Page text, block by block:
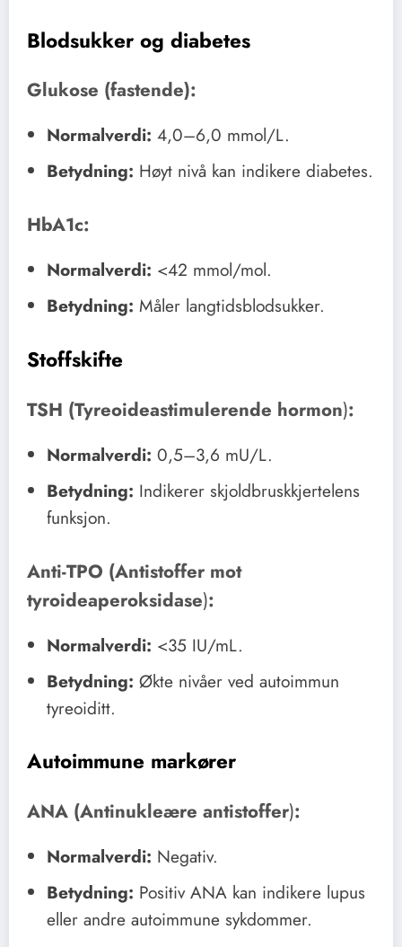
Blodsukker og diabetes
Glukose (fastende):
Normalverdi: 4,0–6,0 mmol/L.
Betydning: Høyt nivå kan indikere diabetes.
HbA1c:
Normalverdi: <42 mmol/mol.
Betydning: Måler langtidsblodsukker.
Stoffskifte
TSH (Tyreoideastimulerende hormon):
Normalverdi: 0,5–3,6 mU/L.
Betydning: Indikerer skjoldbruskkjertelens
funksjon.
Anti-TPO (Antistoffer mot
tyroideaperoksidase):
Normalverdi: <35 IU/mL.
Betydning: Økte nivåer ved autoimmun
tyreoiditt.
Autoimmune markører
ANA (Antinukleære antistoffer):
Normalverdi: Negativ.
Betydning: Positiv ANA kan indikere lupus
eller andre autoimmune sykdommer.